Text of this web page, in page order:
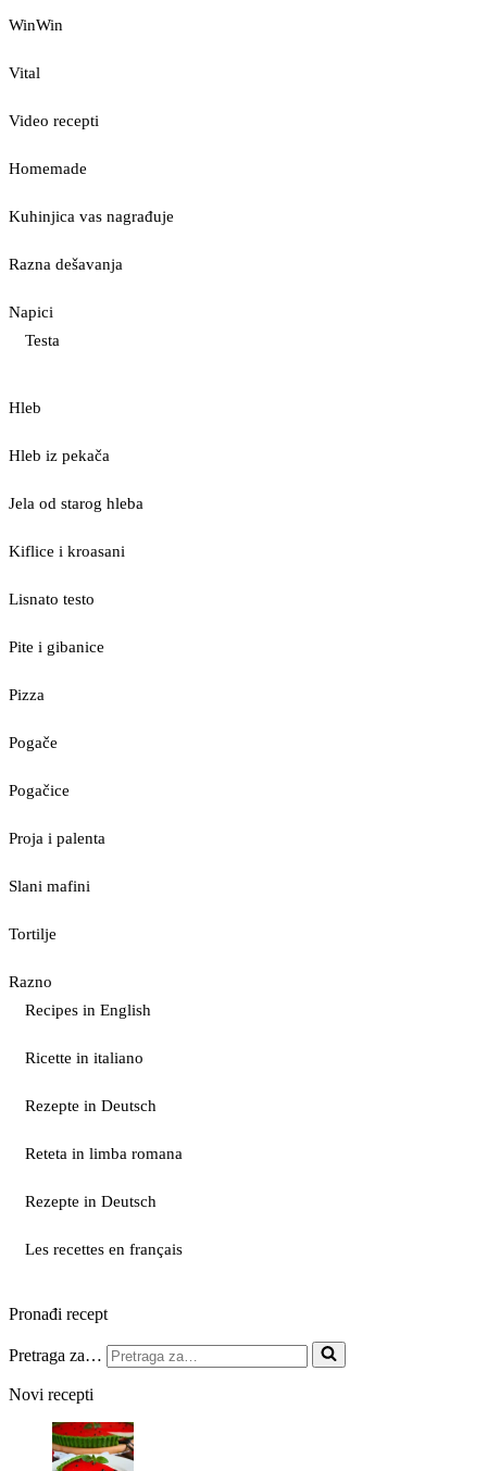
WinWin
Vital
Video recepti
Homemade
Kuhinjica vas nagrađuje
Razna dešavanja
Napici
Testa
Hleb
Hleb iz pekača
Jela od starog hleba
Kiflice i kroasani
Lisnato testo
Pite i gibanice
Pizza
Pogače
Pogačice
Proja i palenta
Slani mafini
Tortilje
Razno
Recipes in English
Ricette in italiano
Rezepte in Deutsch
Reteta in limba romana
Rezepte in Deutsch
Les recettes en français
Pronađi recept
Pretraga za…
Novi recepti